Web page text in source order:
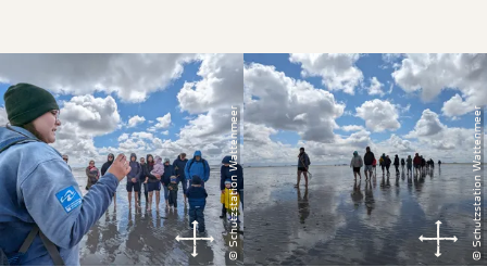
© Schutzstation Wattenmeer © Schutzstation Wattenmeer